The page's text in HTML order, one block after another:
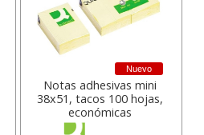
Nuevo
Notas adhesivas mini
38x51, tacos 100 hojas,
económicas